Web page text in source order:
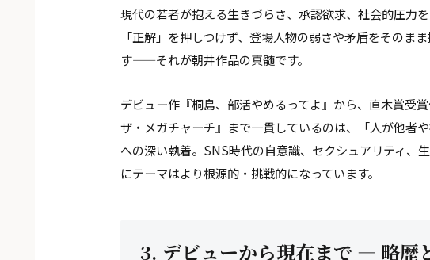
現代の若者が抱える生きづらさ、承認欲求、社会的圧力
「正解」を押しつけず、登場人物の弱さや矛盾をそのま
す——それが朝井作品の真髄です。
デビュー作『桐島、部活やめるってよ』から、直木賞受
ザ・メガチャーチ』まで一貫しているのは、「人が他者
への深い執着。SNS時代の自意識、セクシュアリティ、
にテーマはより根源的・挑戦的になっています。
3. デビューから現在まで — 略歴